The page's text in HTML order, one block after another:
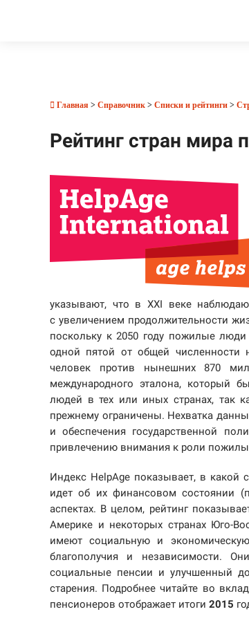
Главная > Справочник > Списки и рейтинги >
Рейтинг стран мира
указывают, что в XXI веке
с увеличением продолжительности
поскольку к 2050 году пожилые
одной пятой от общей численности
человек против нынешних 870
международного эталона, который
людей в тех или иных странах, так
прежнему ограничены. Нехватка
и обеспечения государственной
привлечению внимания к роли
Индекс HelpAge показывает, в какой
идет об их финансовом состоянии
аспектах. В целом, рейтинг
Америке и некоторых странах Юго-
имеют социальную и
благополучия и независимости.
социальные пенсии и улучшенный
старения. Подробнее читайте во
пенсионеров отображает итоги 2015